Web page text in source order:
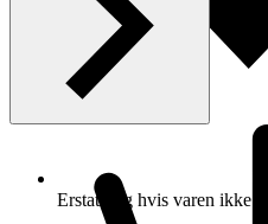
Erstatning hvis varen ikke